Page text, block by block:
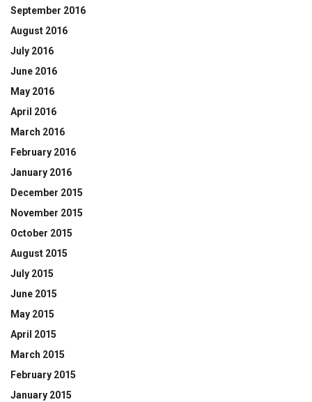
September 2016
August 2016
July 2016
June 2016
May 2016
April 2016
March 2016
February 2016
January 2016
December 2015
November 2015
October 2015
August 2015
July 2015
June 2015
May 2015
April 2015
March 2015
February 2015
January 2015